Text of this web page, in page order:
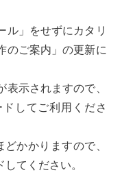
」をせずにカタリ
のご案内」の更新に
示されますので、
してご利用くださ
かかりますので、
てください。